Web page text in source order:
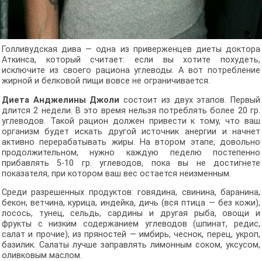
Голливудская дива — одна из приверженцев диеты доктора
Аткинса, который считает: если вы хотите похудеть,
исключите из своего рациона углеводы. А вот потребление
жирной и белковой пищи вовсе не ограничивается.
Диета Анджелины Джоли состоит из двух этапов. Первый
длится 2 недели. В это время нельзя потреблять более 20 гр.
углеводов. Такой рацион должен привести к тому, что ваш
организм будет искать другой источник анергии и начнет
активно перерабатывать жиры. На втором этапе, довольно
продолжительном, нужно каждую педелю постепенно
прибавлять 5-10 гр. углеводов, пока вы не достигнете
показателя, при котором ваш вес остается неизменным.
Среди разрешенных продуктов: говядина, свинина, баранина,
бекон, ветчина, курица, индейка, дичь (вся птица — без кожи),
лосось, тунец, сельдь, сардины и другая рыба, овощи и
фрукты с низким содержанием углеводов (шпинат, редис,
салат и прочие), из пряностей — имбирь, чеснок, перец, укроп,
базилик. Салаты лучше заправлять лимонным соком, уксусом,
оливковым маслом.